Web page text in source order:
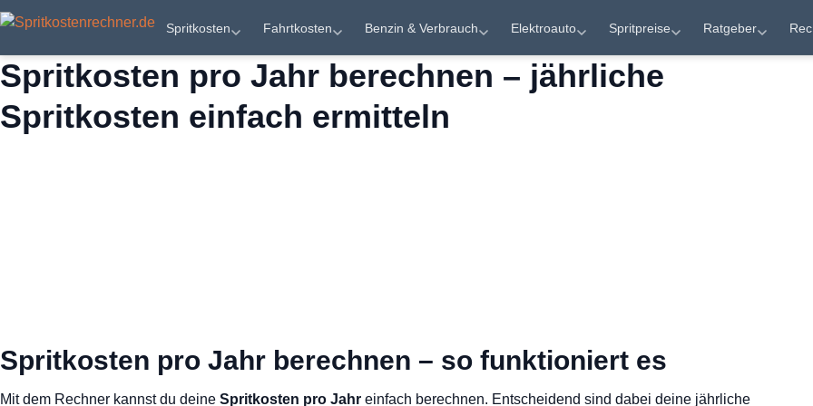
Spritkosten Fahrtkosten Benzin & Verbrauch Elektroauto Spritpreise Ratgeber
Spritkosten
Ratgeber
Spritkosten pro Jahr berechnen – jährliche
Spritkosten einfach ermitteln
Spritkosten pro Jahr berechnen – so funktioniert es
Mit dem Rechner kannst du deine Spritkosten pro Jahr einfach berechnen. Entscheidend sind dabei deine jährliche